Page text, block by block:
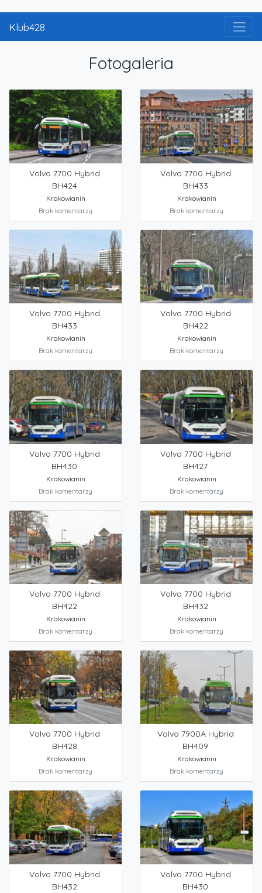
Klub428
Fotogaleria
Volvo 7700 Hybrid
BH424
Krakowianin
Brak komentarzy
Volvo 7700 Hybrid
BH433
Krakowianin
Brak komentarzy
Volvo 7700 Hybrid
BH433
Krakowianin
Brak komentarzy
Volvo 7700 Hybrid
BH422
Krakowianin
Brak komentarzy
Volvo 7700 Hybrid
BH430
Krakowianin
Brak komentarzy
Volvo 7700 Hybrid
BH427
Krakowianin
Brak komentarzy
Volvo 7700 Hybrid
BH422
Krakowianin
Brak komentarzy
Volvo 7700 Hybrid
BH432
Krakowianin
Brak komentarzy
Volvo 7700 Hybrid
BH428
Krakowianin
Brak komentarzy
Volvo 7900A Hybrid
BH409
Krakowianin
Brak komentarzy
Volvo 7700 Hybrid
BH432
Volvo 7700 Hybrid
BH430